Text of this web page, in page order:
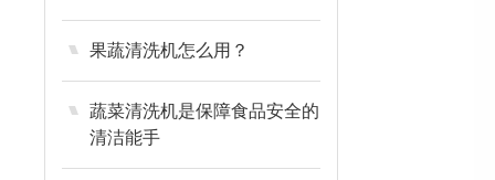
果蔬清洗机怎么用？
蔬菜清洗机是保障食品安全的
清洁能手